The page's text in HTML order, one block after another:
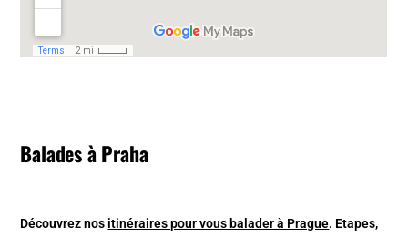
Balades à Praha
Découvrez nos itinéraires pour vous balader à Prague. Etapes,